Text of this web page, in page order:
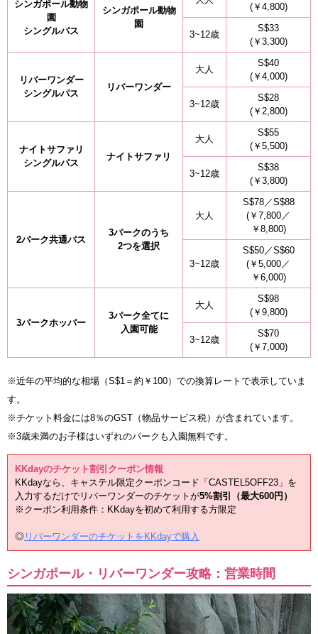
シンガポール動物
園
シングルパス
シンガポール動物
園
(￥4,800)
3~12歳
S$33
(￥3,300)
リバーワンダー
シングルパス
リバーワンダー
大人
S$40
(￥4,000)
3~12歳
S$28
(￥2,800)
ナイトサファリ
シングルパス
ナイトサファリ
大人
S$55
(￥5,500)
3~12歳
S$38
(￥3,800)
2パーク共通パス
3パークのうち
2つを選択
大人
S$78／S$88
(￥7,800／
￥8,800)
3~12歳
S$50／S$60
(￥5,000／
￥6,000)
3パークホッパー
3パーク全てに
入園可能
大人
S$98
(￥9,800)
3~12歳
S$70
(￥7,000)
※近年の平均的な相場（S$1＝約￥100）での換算レートで表示していま
す。
※チケット料金には8％のGST（物品サービス税）が含まれています。
※3歳未満のお子様はいずれのパークも入園無料です。
KKdayのチケット割引クーポン情報
KKdayなら、キャステル限定クーポンコード「CASTEL5OFF23」を
入力するだけでリバーワンダーのチケットが5%割引（最大600円）
※クーポン利用条件：KKdayを初めて利用する方限定
◎ リバーワンダーのチケットをKKdayで購入
シンガポール・リバーワンダー攻略：営業時間